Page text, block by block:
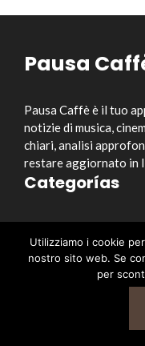
Pausa
Pausa Caffè è il tuo
notizie di musica,
chiari, analisi
restare aggiornato in
Categorías
Musica
Cinema e Serie TV
Style&Culture
Enlaces útiles
Utilizziamo i cookie
nostro sito web. Se
per